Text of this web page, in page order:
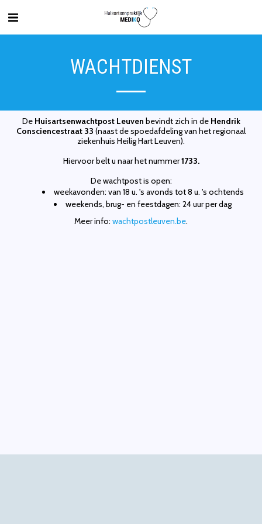
WACHTDIENST
De Huisartsenwachtpost Leuven bevindt zich in de Hendrik
Consciencestraat 33 (naast de spoedafdeling van het regionaal
ziekenhuis Heilig Hart Leuven).
Hiervoor belt u naar het nummer1733.
De wachtpost is open:
weekavonden: van 18 u. 's avonds tot 8 u. 's ochtends
weekends, brug- en feestdagen: 24 uur per dag
Meer info: wachtpostleuven.be.